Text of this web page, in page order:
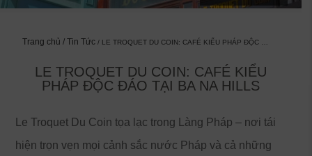
Trang chủ Tin Tức LE TROQUET DU COIN: CAFÉ KIỂU PHÁP ĐỘC …
LE TROQUET DU COIN: CAFÉ KIỂU
PHÁP ĐỘC ĐÁO TẠI BA NA HILLS
Le Troquet Du Coin tọa lạc trong Làng Pháp – nơi tái
hiện trọn vẹn mọi cảnh sắc nước Pháp và cả những